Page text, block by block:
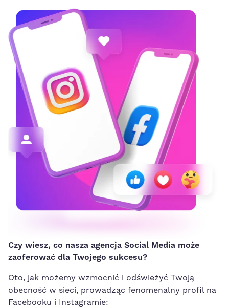
Czy wiesz, co nasza agencja Social Media może
zaoferować dla Twojego sukcesu?
Oto, jak możemy wzmocnić i odświeżyć Twoją
obecność w sieci, prowadząc fenomenalny profil na
Facebooku i Instagramie: